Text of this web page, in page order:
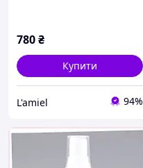
780₴
Купити
L'amiel 94%